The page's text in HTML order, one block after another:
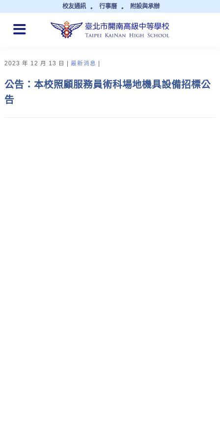
校友通訊 行事曆 附設與承辦
QUICK LINKS
2023 年 12 月 13 日 最新消息
公告：本校照顧服務員術科場地機具設備招標公
告